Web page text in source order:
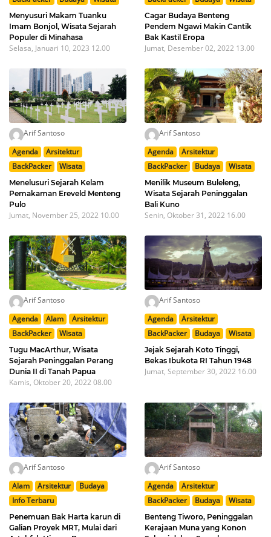
Menyusuri Makam Tuanku
Imam Bonjol, Wisata Sejarah
Populer di Minahasa
Selasa, Januari 10, 2023 12.00
Cagar Budaya Benteng
Pendem Ngawi Makin Cantik
Bak Kastil Eropa
Jumat, Desember 02, 2022 13.00
Arif Santoso
Agenda
Arsitektur
BackPacker
Wisata
Menelusuri Sejarah Kelam
Pemakaman Ereveld Menteng
Pulo
Jumat, November 25, 2022 10.00
Arif Santoso
Agenda
Arsitektur
BackPacker
Budaya Wisata
Menilik Museum Buleleng,
Wisata Sejarah Peninggalan
Bali Kuno
Senin, Oktober 31, 2022 16.00
Arif Santoso
Agenda
Alam
Arsitektur
BackPacker
Wisata
Tugu MacArthur, Wisata
Sejarah Peninggalan Perang
Dunia II di Tanah Papua
Kamis, Oktober 20, 2022 08.00
Arif Santoso
Agenda
Arsitektur
BackPacker
Budaya Wisata
Jejak Sejarah Koto Tinggi,
Bekas Ibukota RI Tahun 1948
Jumat, September 30, 2022 16.00
Arif Santoso
Alam
Arsitektur
Budaya
Info Terbaru
Penemuan Bak Harta karun di
Galian Proyek MRT, Mulai dari
Arif Santoso
Agenda
Arsitektur
BackPacker
Budaya Wisata
Benteng Tiworo, Peninggalan
Kerajaan Muna yang Konon